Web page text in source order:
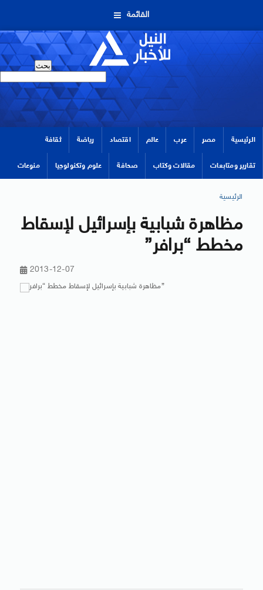
القائمة
الرئيسية مصر عرب عالم اقتصاد رياضة ثقافة
تقارير ومتابعات مقالات وكتاب صحافة علوم وتكنولوجيا منوعات
الرئيسية
مظاهرة شبابية بإسرائيل لإسقاط
مخطط “برافر”
2013-12-07